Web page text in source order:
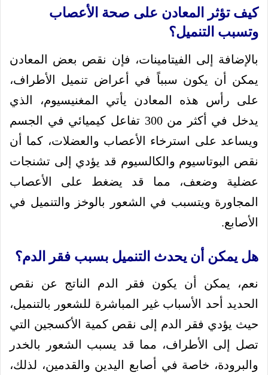
كيف تؤثر المعادن على صحة الأعصاب
وتسبب التنميل؟
بالإضافة إلى الفيتامينات، فإن نقص بعض المعادن
يمكن أن يكون سبباً في أعراض تنميل الأطراف،
على رأس هذه المعادن يأتي المغنيسيوم، الذي
يدخل في أكثر من 300 تفاعل كيميائي في الجسم
ويساعد على استرخاء الأعصاب والعضلات، كما أن
نقص البوتاسيوم والكالسيوم قد يؤدي إلى تشنجات
عضلية وضعف، مما قد يضغط على الأعصاب
المجاورة ويتسبب في الشعور بالوخز والتنميل في
الأصابع.
هل يمكن أن يحدث التنميل بسبب فقر الدم؟
نعم، يمكن أن يكون فقر الدم الناتج عن نقص
الحديد أحد الأسباب غير المباشرة للشعور بالتنميل،
حيث يؤدي فقر الدم إلى نقص كمية الأكسجين التي
تصل إلى الأطراف، مما قد يسبب الشعور بالخدر
والبرودة، خاصة في أصابع اليدين والقدمين، لذلك،